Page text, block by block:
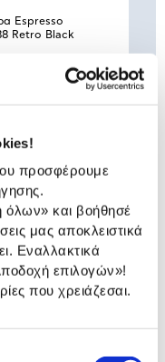
προσφέρουμε
όλων» και βοήθησέ
μας αποκλειστικά
Εναλλακτικά
επιλογών»!
που χρειάζεσαι.
Espresso
Retro Black
espresso